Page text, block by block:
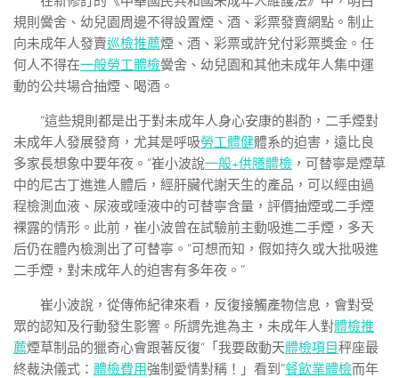
規則黌舍、幼兒園周邊不得設置煙、酒、彩票發賣網點。制止
向未成年人發賣巡檢推薦煙、酒、彩票或許兌付彩票獎金。任
何人不得在一般勞工體檢黌舍、幼兒園和其他未成年人集中運
動的公共場合抽煙、喝酒。
“這些規則都是出于對未成年人身心安康的斟酌，二手煙對
未成年人發展發育，尤其是呼吸勞工體健體系的迫害，遠比良
多家長想象中要年夜。”崔小波說一般+供膳體檢 ，可替寧是煙草
中的尼古丁進進人體后，經肝臟代謝天生的產品，可以經由過
程檢測血液、尿液或唾液中的可替寧含量，評價抽煙或二手煙
裸露的情形。此前，崔小波曾在試驗前主動吸進二手煙，多天
后仍在體內檢測出了可替寧。“可想而知，假如持久或大批吸進
二手煙，對未成年人的迫害有多年夜。”
崔小波說，從傳佈紀律來看，反復接觸產物信息，會對受
眾的認知及行動發生影響。所謂先進為主，未成年人對體檢推
薦煙草制品的獵奇心會跟著反復“「我要啟動天體檢項目秤座最
終裁決儀式： 體檢費用強制愛情對稱！」看到”餐飲業體檢而年